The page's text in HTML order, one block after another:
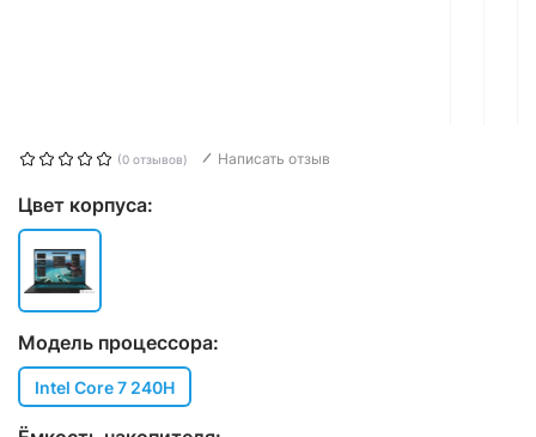
(0 отзывов) Написать отзыв
Цвет корпуса:
Модель процессора:
Intel Core 7 240H